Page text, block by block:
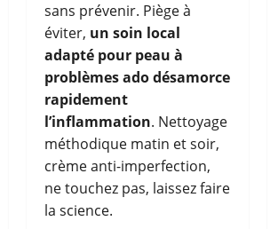
sans prévenir. Piège à
éviter, un soin local
adapté pour peau à
problèmes ado désamorce
rapidement
l’inflammation. Nettoyage
méthodique matin et soir,
crème anti-imperfection,
ne touchez pas, laissez faire
la science.